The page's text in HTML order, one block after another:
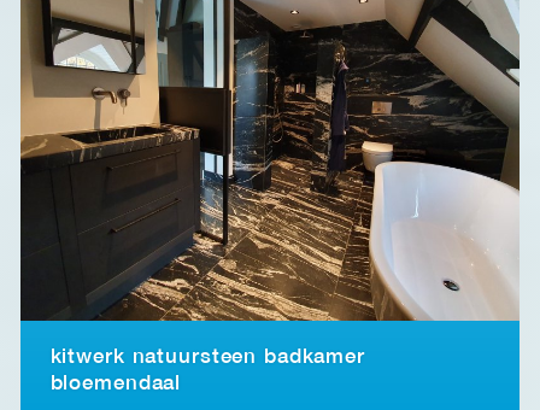
kitwerk natuursteen badkamer
bloemendaal